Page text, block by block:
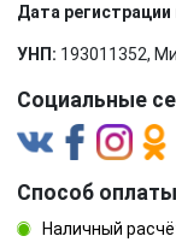
Дата
УНП: 193011352,
Социальные
Способ оплаты
Наличный